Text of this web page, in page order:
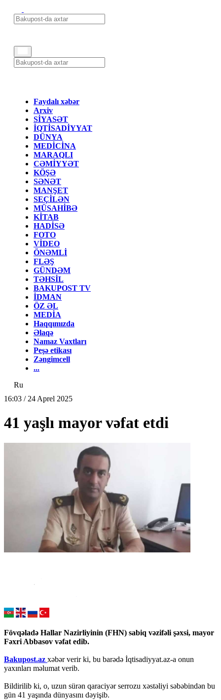
Faydalı xəbər
Arxiv
SİYASƏT
İQTİSADİYYAT
DÜNYA
MEDİCİNA
MARAQLI
CƏMİYYƏT
KÖŞƏ
SƏNƏT
MANŞET
SEÇİLƏN
MÜSAHİBƏ
KİTAB
HADİSƏ
FOTO
VİDEO
ÖNƏMLİ
FLƏŞ
GÜNDƏM
TƏHSİL
BAKUPOST TV
İDMAN
ÖZ ƏL
MEDİA
Haqqımızda
Əlaqə
Namaz Vaxtları
Peşə etikası
Zəngimcell
...
Ru
16:03 / 24 Aprel 2025
41 yaşlı mayor vəfat etdi
Fövqəladə Hallar Nazirliyinin (FHN) sabiq vəzifəli şəxsi, mayor
Fəxri Abbasov vəfat edib.
Bakupost.az xəbər verir ki, bu barədə İqtisadiyyat.az-a onun
yaxınları məlumat verib.
Bildirilib ki, o, uzun sürən qaraciyər serrozu xəstəliyi səbəbindən bu
gün 41 yaşında dünyasını dəyişib.